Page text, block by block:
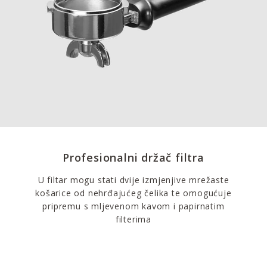
Profesionalni držač filtra
U filtar mogu stati dvije izmjenjive mrežaste
košarice od nehrđajućeg čelika te omogućuje
pripremu s mljevenom kavom i papirnatim
filterima